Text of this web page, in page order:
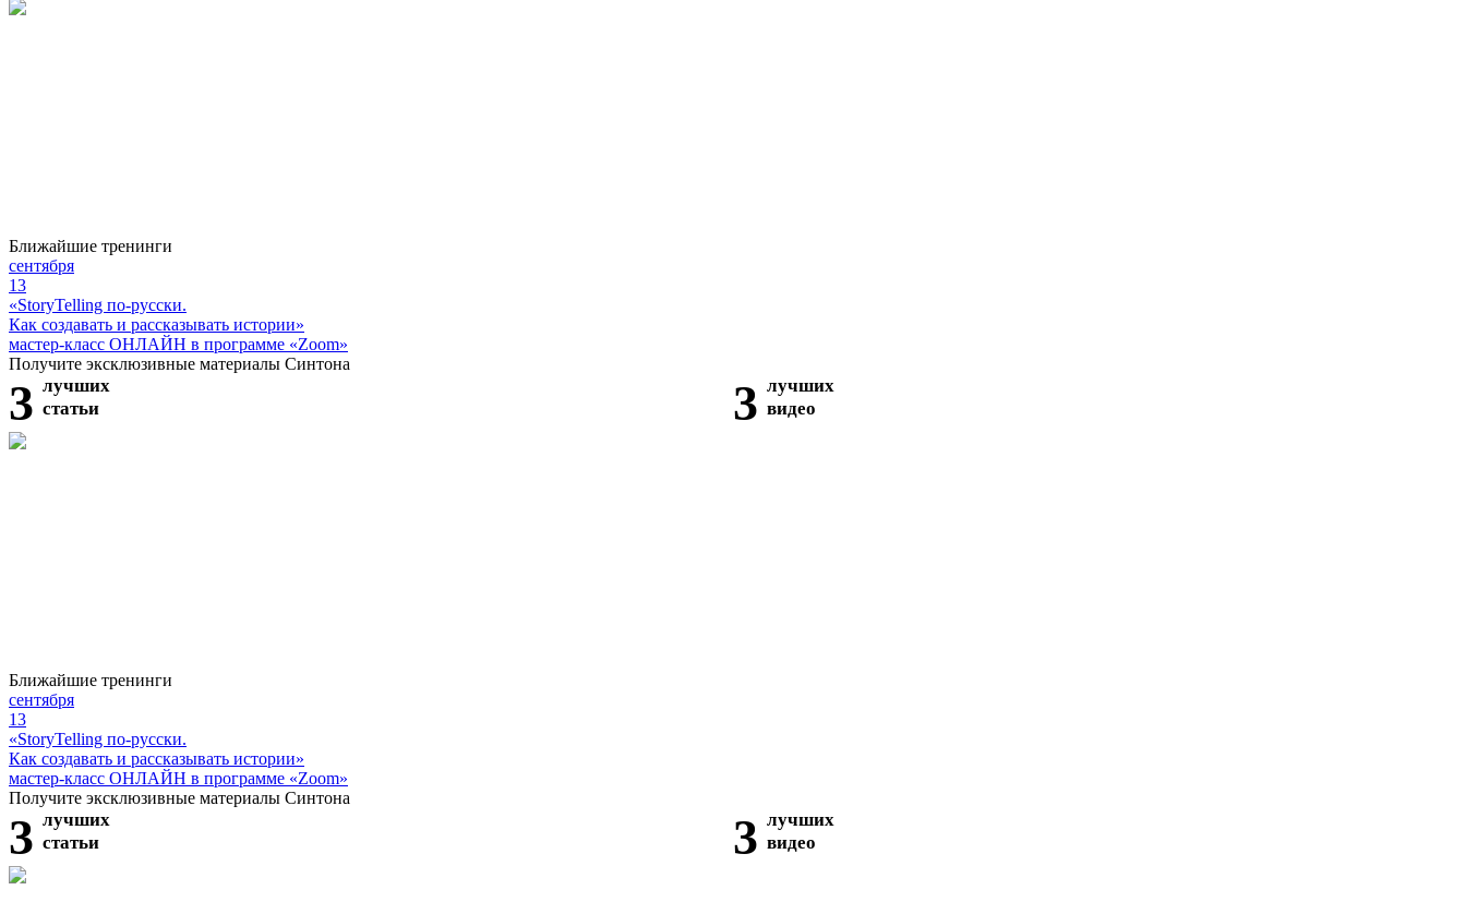
Ближайшие тренинги
сентября
13
«StoryTelling по-русски.
Как создавать и рассказывать истории»
мастер-класс ОНЛАЙН в программе «Zoom»
Получите эксклюзивные материалы Синтона
3 лучших
статьи
3 лучших
видео
Ближайшие тренинги
сентября
13
«StoryTelling по-русски.
Как создавать и рассказывать истории»
мастер-класс ОНЛАЙН в программе «Zoom»
Получите эксклюзивные материалы Синтона
3 лучших
статьи
3 лучших
видео